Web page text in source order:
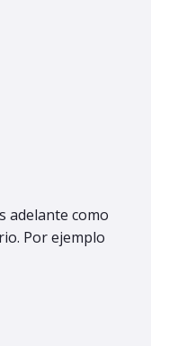
adelante como
Por ejemplo